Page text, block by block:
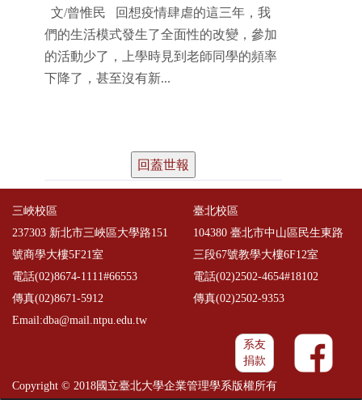
文/曾惟民 回想疫情肆虐的這三年，我
們的生活模式發生了全面性的改變，參加
的活動少了，上學時見到老師同學的頻率
下降了，甚至沒有新...
回蓋世報
三峽校區
237303 新北市三峽區大學路151
號商學大樓5F21室
電話(02)8674-1111#66553
傳真(02)8671-5912
Email:dba@mail.ntpu.edu.tw
臺北校區
104380 臺北市中山區民生東路
三段67號教學大樓6F12室
電話(02)2502-4654#18102
傳真(02)2502-9353
系友
捐款
Copyright © 2018國立臺北大學企業管理學系版權所有